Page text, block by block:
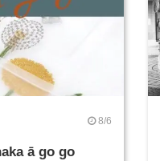
8/6
ā go go